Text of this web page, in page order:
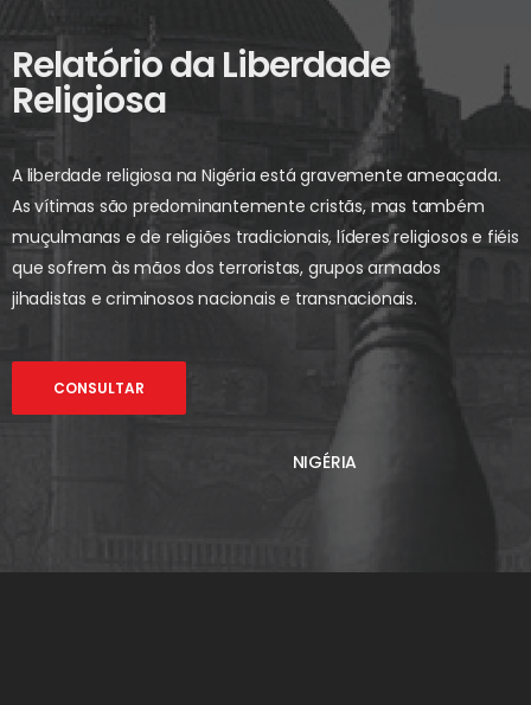
Relatório da Liberdade
Religiosa
A liberdade religiosa na Nigéria está gravemente ameaçada.
As vítimas são predominantemente cristãs, mas também
muçulmanas e de religiões tradicionais, líderes religiosos e fiéis
que sofrem às mãos dos terroristas, grupos armados
jihadistas e criminosos nacionais e transnacionais.
CONSULTAR
NIGÉRIA